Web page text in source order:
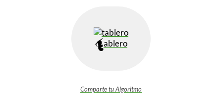
ablero
Comparte tu Algoritmo